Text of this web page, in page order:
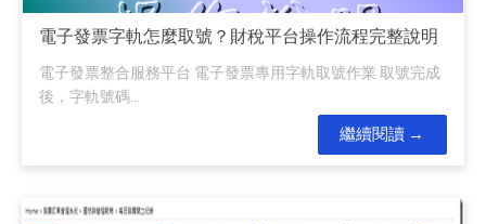
電子發票字軌怎麼取號？財稅平台操作流程完整說明
電子發票整合服務平台 電子發票專用字軌取號作業 取號完成
後，字軌號碼...
繼續閱讀